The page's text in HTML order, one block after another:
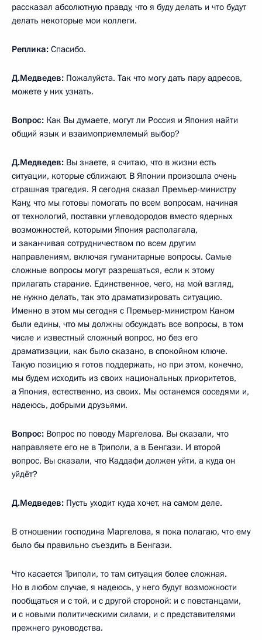
рассказал абсолютную правду, что я буду делать и что будут
делать некоторые мои коллеги.
Реплика: Спасибо.
Д.Медведев: Пожалуйста. Так что могу дать пару адресов,
можете у них узнать.
Вопрос: Как Вы думаете, могут ли Россия и Япония найти
общий язык и взаимоприемлемый выбор?
Д.Медведев: Вы знаете, я считаю, что в жизни есть
ситуации, которые сближают. В Японии произошла очень
страшная трагедия. Я сегодня сказал Премьер-министру
Кану, что мы готовы помогать по всем вопросам, начиная
от технологий, поставки углеводородов вместо ядерных
возможностей, которыми Япония располагала,
и заканчивая сотрудничеством по всем другим
направлениям, включая гуманитарные вопросы. Самые
сложные вопросы могут разрешаться, если к этому
прилагать старание. Единственное, чего, на мой взгляд,
не нужно делать, так это драматизировать ситуацию.
Именно в этом мы сегодня с Премьер-министром Каном
были едины, что мы должны обсуждать все вопросы, в том
числе и известный сложный вопрос, но без его
драматизации, как было сказано, в спокойном ключе.
Такую позицию я готов поддержать, но при этом, конечно,
мы будем исходить из своих национальных приоритетов,
а Япония, естественно, из своих. Мы останемся соседями и,
надеюсь, добрыми друзьями.
Вопрос: Вопрос по поводу Маргелова. Вы сказали, что
направляете его не в Триполи, а в Бенгази. И второй
вопрос. Вы сказали, что Каддафи должен уйти, а куда он
уйдёт?
Д.Медведев: Пусть уходит куда хочет, на самом деле.
В отношении господина Маргелова, я пока полагаю, что ему
было бы правильно съездить в Бенгази.
Что касается Триполи, то там ситуация более сложная.
Но в любом случае, я надеюсь, у него будут возможности
пообщаться и с той, и с другой стороной: и с повстанцами,
и с новыми политическими силами, и с представителями
прежнего руководства.